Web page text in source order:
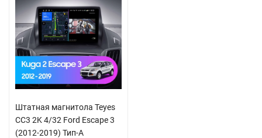
Штатная магнитола Teyes
CC3 2K 4/32 Ford Escape 3
(2012-2019) Тип-A